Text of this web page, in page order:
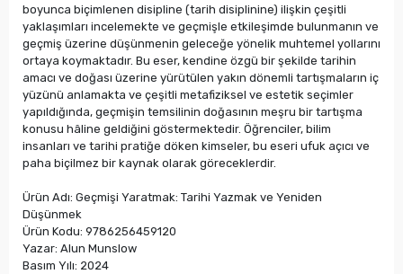
boyunca biçimlenen disipline (tarih disiplinine) ilişkin çeşitli
yaklaşımları incelemekte ve geçmişle etkileşimde bulunmanın ve
geçmiş üzerine düşünmenin geleceğe yönelik muhtemel yollarını
ortaya koymaktadır. Bu eser, kendine özgü bir şekilde tarihin
amacı ve doğası üzerine yürütülen yakın dönemli tartışmaların iç
yüzünü anlamakta ve çeşitli metafiziksel ve estetik seçimler
yapıldığında, geçmişin temsilinin doğasının meşru bir tartışma
konusu hâline geldiğini göstermektedir. Öğrenciler, bilim
insanları ve tarihi pratiğe döken kimseler, bu eseri ufuk açıcı ve
paha biçilmez bir kaynak olarak göreceklerdir.
Ürün Adı: Geçmişi Yaratmak: Tarihi Yazmak ve Yeniden
Düşünmek
Ürün Kodu: 9786256459120
Yazar: Alun Munslow
Basım Yılı: 2024